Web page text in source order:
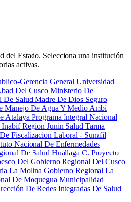
del Estado. Selecciona una institución
activas.
Gerencia General Universidad
Del Cusco Ministerio De
De Salud Madre De Dios Seguro
Manejo De Agua Y Medio Ambi
Atalaya Programa Integral Nacional
InabifRegion Junin Salud Tarma
Fiscalizacion Laboral - Sunafil
Nacional De Enfermedades
De Salud Huallaga C. Proyecto
Del Gobierno Regional Del Cusco
La Molina Gobierno Regional La
De Moquegua Municipalidad
De Redes Integradas De Salud